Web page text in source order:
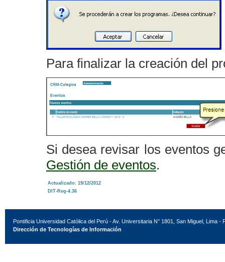
Para finalizar la creación del
Si desea revisar los eventos
Gestión de eventos.
Actualizado: 19/12/2012
DIT-Reg-4.36
Pontificia Universidad Católica del Perú - Av. Universitaria N° 1801, San Miguel, Lima -
Dirección de Tecnologías de Información